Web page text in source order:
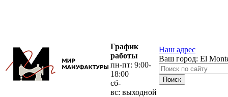
График
работы
пн-пт: 9:00-
18:00
сб-
вс: выходной
Наш адрес
Ваш город: El